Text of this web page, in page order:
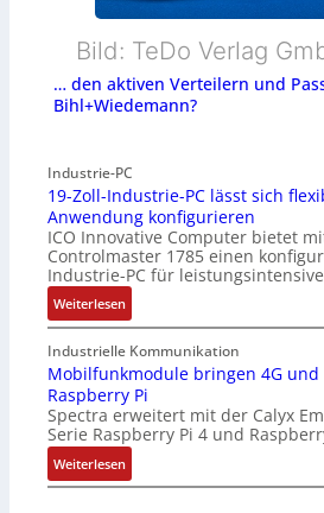
Bild: TeDo Verlag
… den aktiven Verteilern und
Bihl+Wiedemann?
Industrie-PC
19-Zoll-Industrie-PC lässt sich
Anwendung konfigurieren
ICO Innovative Computer bietet
Controlmaster 1785 einen
Industrie-PC für
Weiterlesen:
1
9
-
Z
o
l
l
-
Industrielle Kommunikation
Mobilfunkmodule bringen 4G und
Raspberry Pi
Spectra erweitert mit der Calyx
Serie Raspberry Pi 4 und
Weiterlesen:
M